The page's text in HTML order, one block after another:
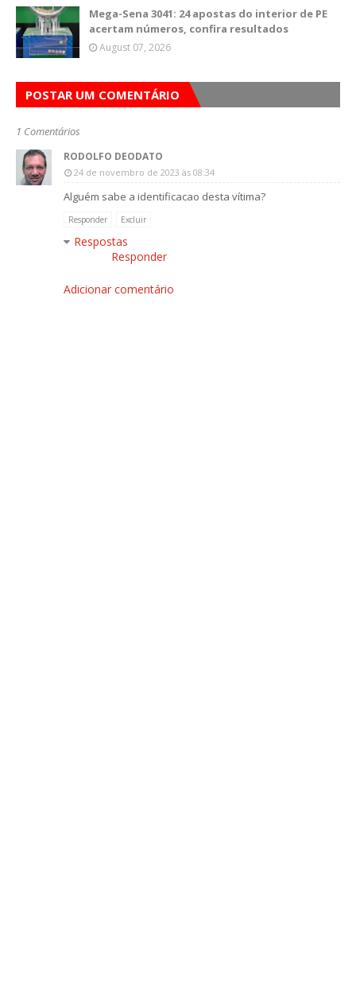
Mega-Sena 3041: 24 apostas do interior de PE
acertam números, confira resultados
August 07, 2026
POSTAR UM COMENTÁRIO
1 Comentários
RODOLFO DEODATO
24 de novembro de 2023 às 08:34
Alguém sabe a identificacao desta vítima?
Responder Excluir
Respostas
Responder
Adicionar comentário